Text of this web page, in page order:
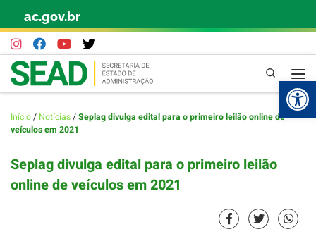
Skip to content
ac.gov.br
Pesquisa
Início/ Notícias/Seplag divulga edital para o primeiro leilão online de
veículos em 2021
Seplag divulga edital para o primeiro leilão
online de veículos em 2021